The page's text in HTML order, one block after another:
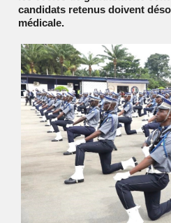
candidats retenus doivent
médicale.